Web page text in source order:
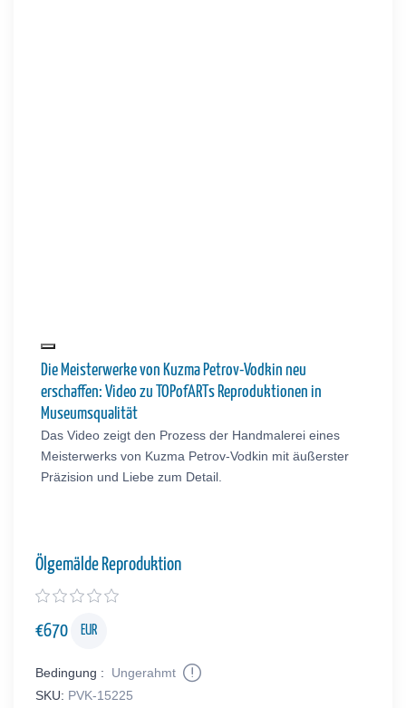
Die Meisterwerke von Kuzma Petrov-Vodkin neu
erschaffen: Video zu TOPofARTs Reproduktionen in
Museumsqualität
Das Video zeigt den Prozess der Handmalerei eines
Meisterwerks von Kuzma Petrov-Vodkin mit äußerster
Präzision und Liebe zum Detail.
Ölgemälde Reproduktion
€670 EUR
Bedingung :
Ungerahmt
SKU: PVK-15225